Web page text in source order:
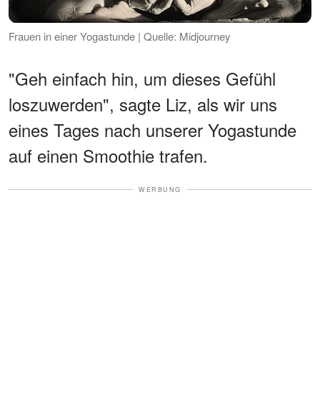
Frauen in einer Yogastunde | Quelle: Midjourney
"Geh einfach hin, um dieses Gefühl
loszuwerden", sagte Liz, als wir uns
eines Tages nach unserer Yogastunde
auf einen Smoothie trafen.
WERBUNG